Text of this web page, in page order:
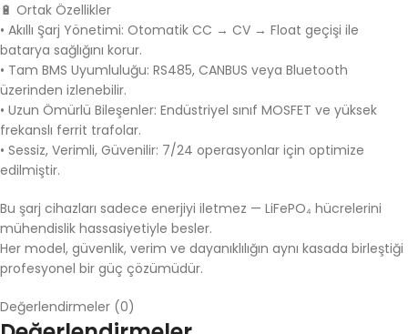
🔋 Ortak Özellikler
• Akıllı Şarj Yönetimi: Otomatik CC → CV → Float geçişi ile
batarya sağlığını korur.
• Tam BMS Uyumluluğu: RS485, CANBUS veya Bluetooth
üzerinden izlenebilir.
• Uzun Ömürlü Bileşenler: Endüstriyel sınıf MOSFET ve yüksek
frekanslı ferrit trafolar.
• Sessiz, Verimli, Güvenilir: 7/24 operasyonlar için optimize
edilmiştir.
Bu şarj cihazları sadece enerjiyi iletmez — LiFePO₄ hücrelerini
mühendislik hassasiyetiyle besler.
Her model, güvenlik, verim ve dayanıklılığın aynı kasada birleştiği
profesyonel bir güç çözümüdür.
Değerlendirmeler (0)